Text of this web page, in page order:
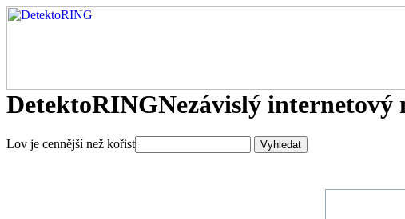
DetektoRINGNezávislý internetový
Lov je cennější než kořist